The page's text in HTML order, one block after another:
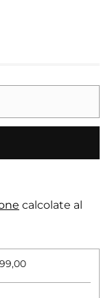
calcolate al